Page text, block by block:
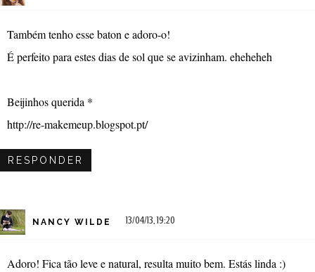
Também tenho esse baton e adoro-o!
É perfeito para estes dias de sol que se avizinham. eheheheh
Beijinhos querida *
http://re-makemeup.blogspot.pt/
RESPONDER
NANCY WILDE 13/04/13, 19:20
Adoro! Fica tão leve e natural, resulta muito bem. Estás linda :)